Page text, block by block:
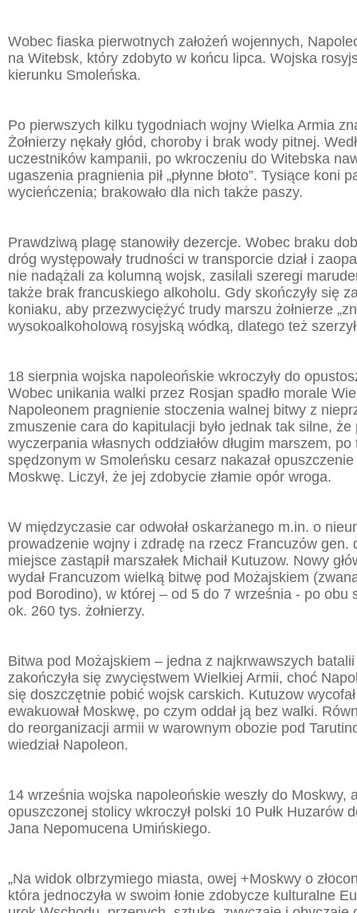
Wobec fiaska pierwotnych założeń wojennych,
na Witebsk, który zdobyto w końcu lipca. Wojska
kierunku Smoleńska.
Po pierwszych kilku tygodniach wojny Wielka Armia
Żołnierzy nękały głód, choroby i brak wody pitnej.
uczestników kampanii, po wkroczeniu do Witebska
ugaszenia pragnienia pił „płynne błoto”. Tysiące koni
wycieńczenia; brakowało dla nich także paszy.
Prawdziwą plagę stanowiły dezercje. Wobec braku
dróg występowały trudności w transporcie dział i
nie nadążali za kolumną wojsk, zasilali szeregi
także brak francuskiego alkoholu. Gdy skończyły się
koniaku, aby przezwyciężyć trudy marszu żołnierze
wysokoalkoholową rosyjską wódką, dlatego też
18 sierpnia wojska napoleońskie wkroczyły do
Wobec unikania walki przez Rosjan spadło morale
Napoleonem pragnienie stoczenia walnej bitwy z
zmuszenie cara do kapitulacji było jednak tak silne, że
wyczerpania własnych oddziałów długim marszem,
spędzonym w Smoleńsku cesarz nakazał
Moskwę. Liczył, że jej zdobycie złamie opór wroga.
W międzyczasie car odwołał oskarżanego m.in. o
prowadzenie wojny i zdradę na rzecz Francuzów gen.
miejsce zastąpił marszałek Michaił Kutuzow. Nowy
wydał Francuzom wielką bitwę pod Możajskiem
pod Borodino), w której – od 5 do 7 września - po obu
ok. 260 tys. żołnierzy.
Bitwa pod Możajskiem – jedna z najkrwawszych
zakończyła się zwycięstwem Wielkiej Armii, choć
się doszczętnie pobić wojsk carskich. Kutuzow
ewakuował Moskwę, po czym oddał ją bez walki.
do reorganizacji armii w warownym obozie pod
wiedział Napoleon.
14 września wojska napoleońskie weszły do Moskwy,
opuszczonej stolicy wkroczył polski 10 Pułk Huzarów
Jana Nepomucena Umińskiego.
„Na widok olbrzymiego miasta, owej +Moskwy o
która jednoczyła w swoim łonie zdobycze kulturalne